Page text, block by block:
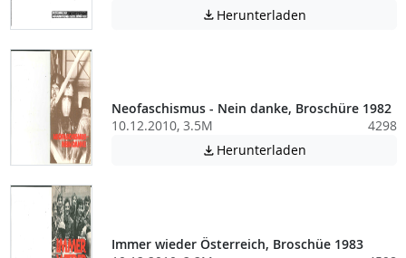
 Herunterladen
Neofaschismus - Nein danke, Broschüre 1982
10.12.2010, 3.5M
4298
 Herunterladen
Immer wieder Österreich, Broschüe 1983